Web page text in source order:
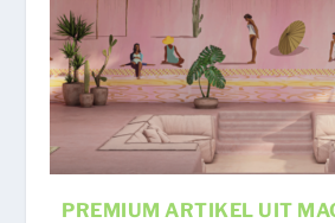
PREMIUM ARTIKEL UIT